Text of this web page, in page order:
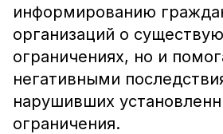
информированию
организаций о
ограничениях, но и
негативными
нарушивших
ограничения.